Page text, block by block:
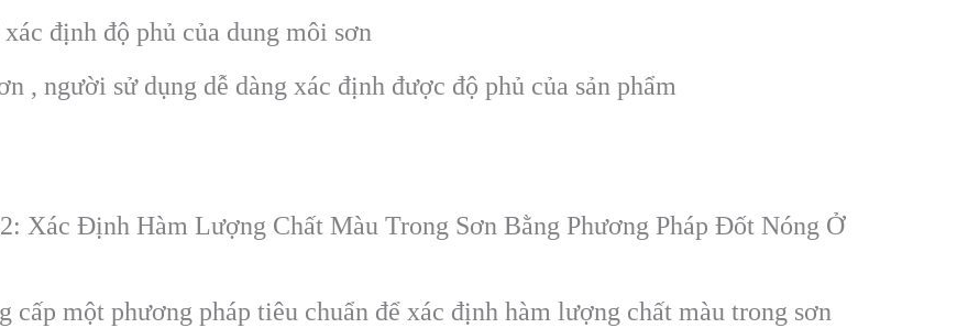
định độ phủ của dung môi sơn
, người sử dụng dễ dàng xác định được độ phủ của sản phẩm
Xác Định Hàm Lượng Chất Màu Trong Sơn Bằng Phương Pháp Đốt Nóng Ở
cấp một phương pháp tiêu chuẩn để xác định hàm lượng chất màu trong sơn